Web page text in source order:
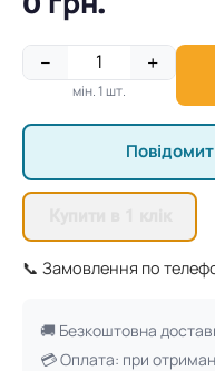
− +
мін. 1 шт.
📞 Замовлення по
🚚 Безкоштовна
💳 Оплата: при